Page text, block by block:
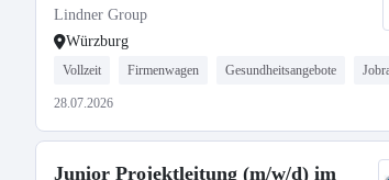
Lindner Group
Würzburg
Vollzeit Firmenwagen Gesundheitsangebote
28.07.2026
Junior Projektleitung (m/w/d) im